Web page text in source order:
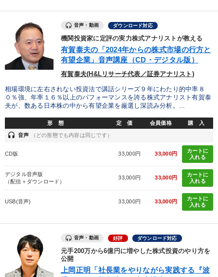
音声・動画 ダウンロード対応
機関投資家に定評の実力株式アナリストが教える
有賀泰夫の「2024年からの株式市場の行方と
有望企業」音声講座（CD・デジタル版）
有賀泰夫(H&Lリサーチ代表／証券アナリスト)
相場環境に左右されない投資法で講話シリーズ９年にわたり的中率８
０％強、年率１６％以上のパフォーマンスを誇る株式アナリスト有賀泰
夫が、数ある日本株の中から有望企業を厳選し深読み分析。...
形 態 定 価 会員価格 購 入
headset 音声 （どの形態でも内容は同じです）
CD版 33,000円 33,000円
カートに
入れる
デジタル音声版
（配信＋ダウンロード）
33,000円 33,000円
カートに
入れる
USB(音声) 33,000円 33,000円
カートに
入れる
音声・動画 好評 ダウンロード対応
元手200万から6億円に増やした株式投資のやり方を
公開
上岡正明「社長業をやりながら実践する『波